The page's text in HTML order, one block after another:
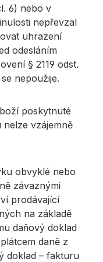
6) nebo v
nepřevzal
uhrazení
odesláním
§ 2119 odst.
nepoužije.
poskytnuté
vzájemně
obvyklé nebo
závaznými
prodávající
na základě
daňový doklad
daně z
doklad – fakturu